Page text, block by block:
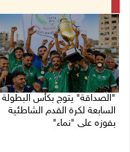
"الصداقة" يتوج بكأس البطولة
السابعة لكرة القدم الشاطئية
بفوزه على "نماء"